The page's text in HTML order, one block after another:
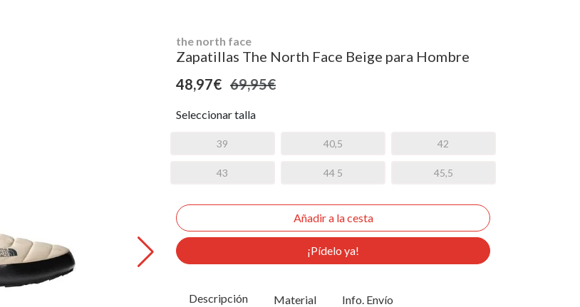
the north face
Zapatillas The North Face Beige para Hombre
48,97€ 69,95€
Seleccionar talla
39 40,5 42
43 44 5 45,5
¡Pídelo ya!
Descripción Material Info. Envío